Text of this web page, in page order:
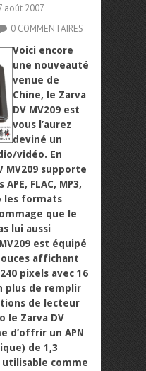
août 2007
0 COMMENTAIRES
Voici encore
une nouveauté
venue de
Chine, le Zarva
DV MV209 est
vous l’aurez
deviné un
vidéo. En
MV209 supporte
FLAC, MP3,
les formats
que le
lui aussi
est équipé
affichant
pixels avec 16
plus de remplir
de lecteur
le Zarva DV
d’offrir un APN
de 1,3
comme